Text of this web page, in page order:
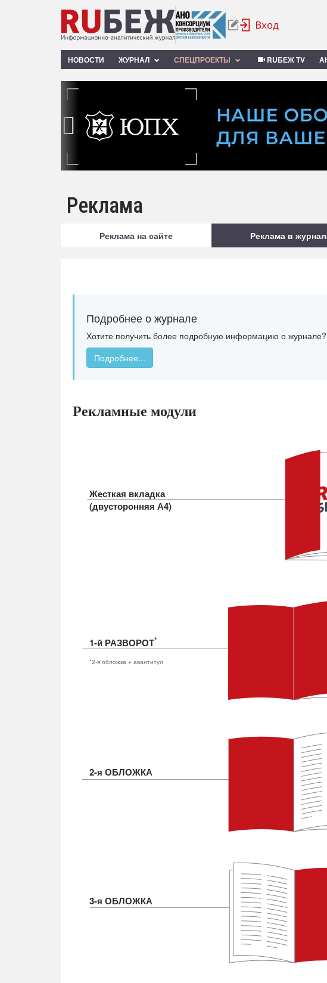
НОВОСТИ ЖУРНАЛ СПЕЦПРОЕКТЫ RUБЕЖ TV
‹
Реклама
Реклама на сайте Реклама в
Подробнее о журнале
Хотите получить более подробную информацию о журнале?
Подробнее...
Рекламные модули
Жесткая вкладка
(двусторонняя А4)
1-й РАЗВОРОТ*
*2-я обложка + авантитул
2-я ОБЛОЖКА
3-я ОБЛОЖКА